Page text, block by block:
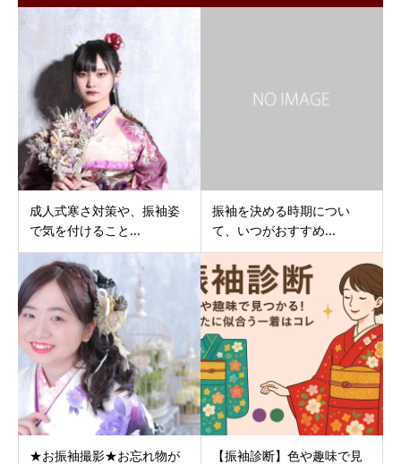
成人式寒さ対策や、振袖姿
で気を付けること...
振袖を決める時期につい
て、いつがおすすめ...
★お振袖撮影★お忘れ物が 【振袖診断】色や趣味で見